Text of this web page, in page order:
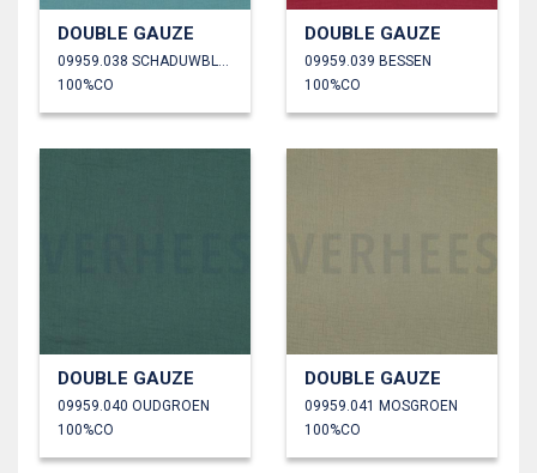
DOUBLE GAUZE
09959.038 SCHADUWBLAUW
100%CO
DOUBLE GAUZE
09959.039 BESSEN
100%CO
DOUBLE GAUZE
09959.040 OUDGROEN
100%CO
DOUBLE GAUZE
09959.041 MOSGROEN
100%CO